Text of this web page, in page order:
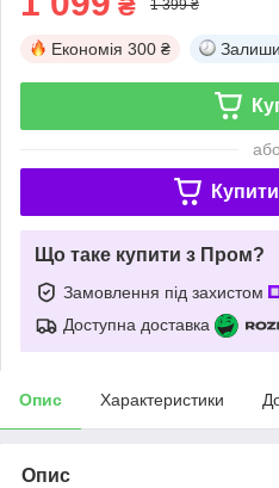
₴ 1 399 ₴
Економія 300 ₴
або
Що таке купити з Пром?
Замовлення під захистом
Доступна доставка
Опис Характеристики
Опис